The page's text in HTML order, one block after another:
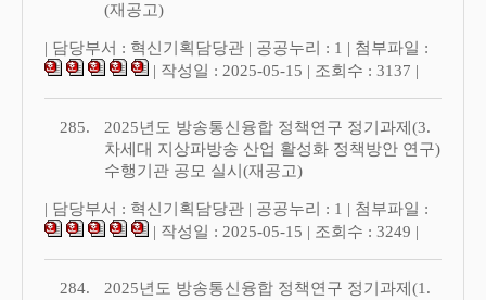
(재공고)
| 담당부서 : 혁신기획담당관 | 공공누리 : 1 | 첨부파일 :
| 작성일 : 2025-05-15 | 조회수 : 3137 |
285.
2025년도 방송통신융합 정책연구 정기과제(3.
차세대 지상파방송 산업 활성화 정책방안 연구)
수행기관 공모 실시(재공고)
| 담당부서 : 혁신기획담당관 | 공공누리 : 1 | 첨부파일 :
| 작성일 : 2025-05-15 | 조회수 : 3249 |
284.
2025년도 방송통신융합 정책연구 정기과제(1.